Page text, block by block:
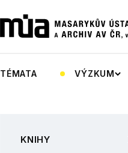
TÉMATA VÝZKUM
KNIHY